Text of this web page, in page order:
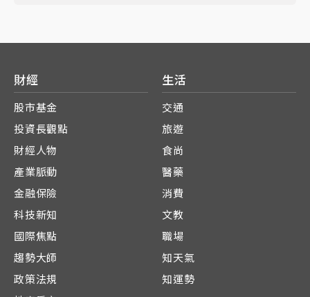
財經
股市基金
投資長觀點
財經人物
產業脈動
金融保險
科技新知
國際焦點
趨勢大師
政策法規
生活
交通
旅遊
食尚
醫藥
消費
文教
職場
知天氣
知運勢